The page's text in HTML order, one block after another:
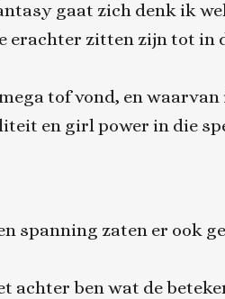
gaat zich denk ik
erachter zitten zijn tot
tof vond, en
en girl power in die
spanning zaten er ook
achter ben wat de